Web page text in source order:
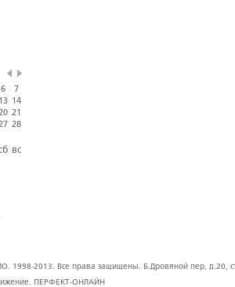
6
7
13
14
21
28
вс
1998-2013. Все права защищены. Б.Дровяной пер, д.20,
ПЕРФЕКТ-ОНЛАЙН